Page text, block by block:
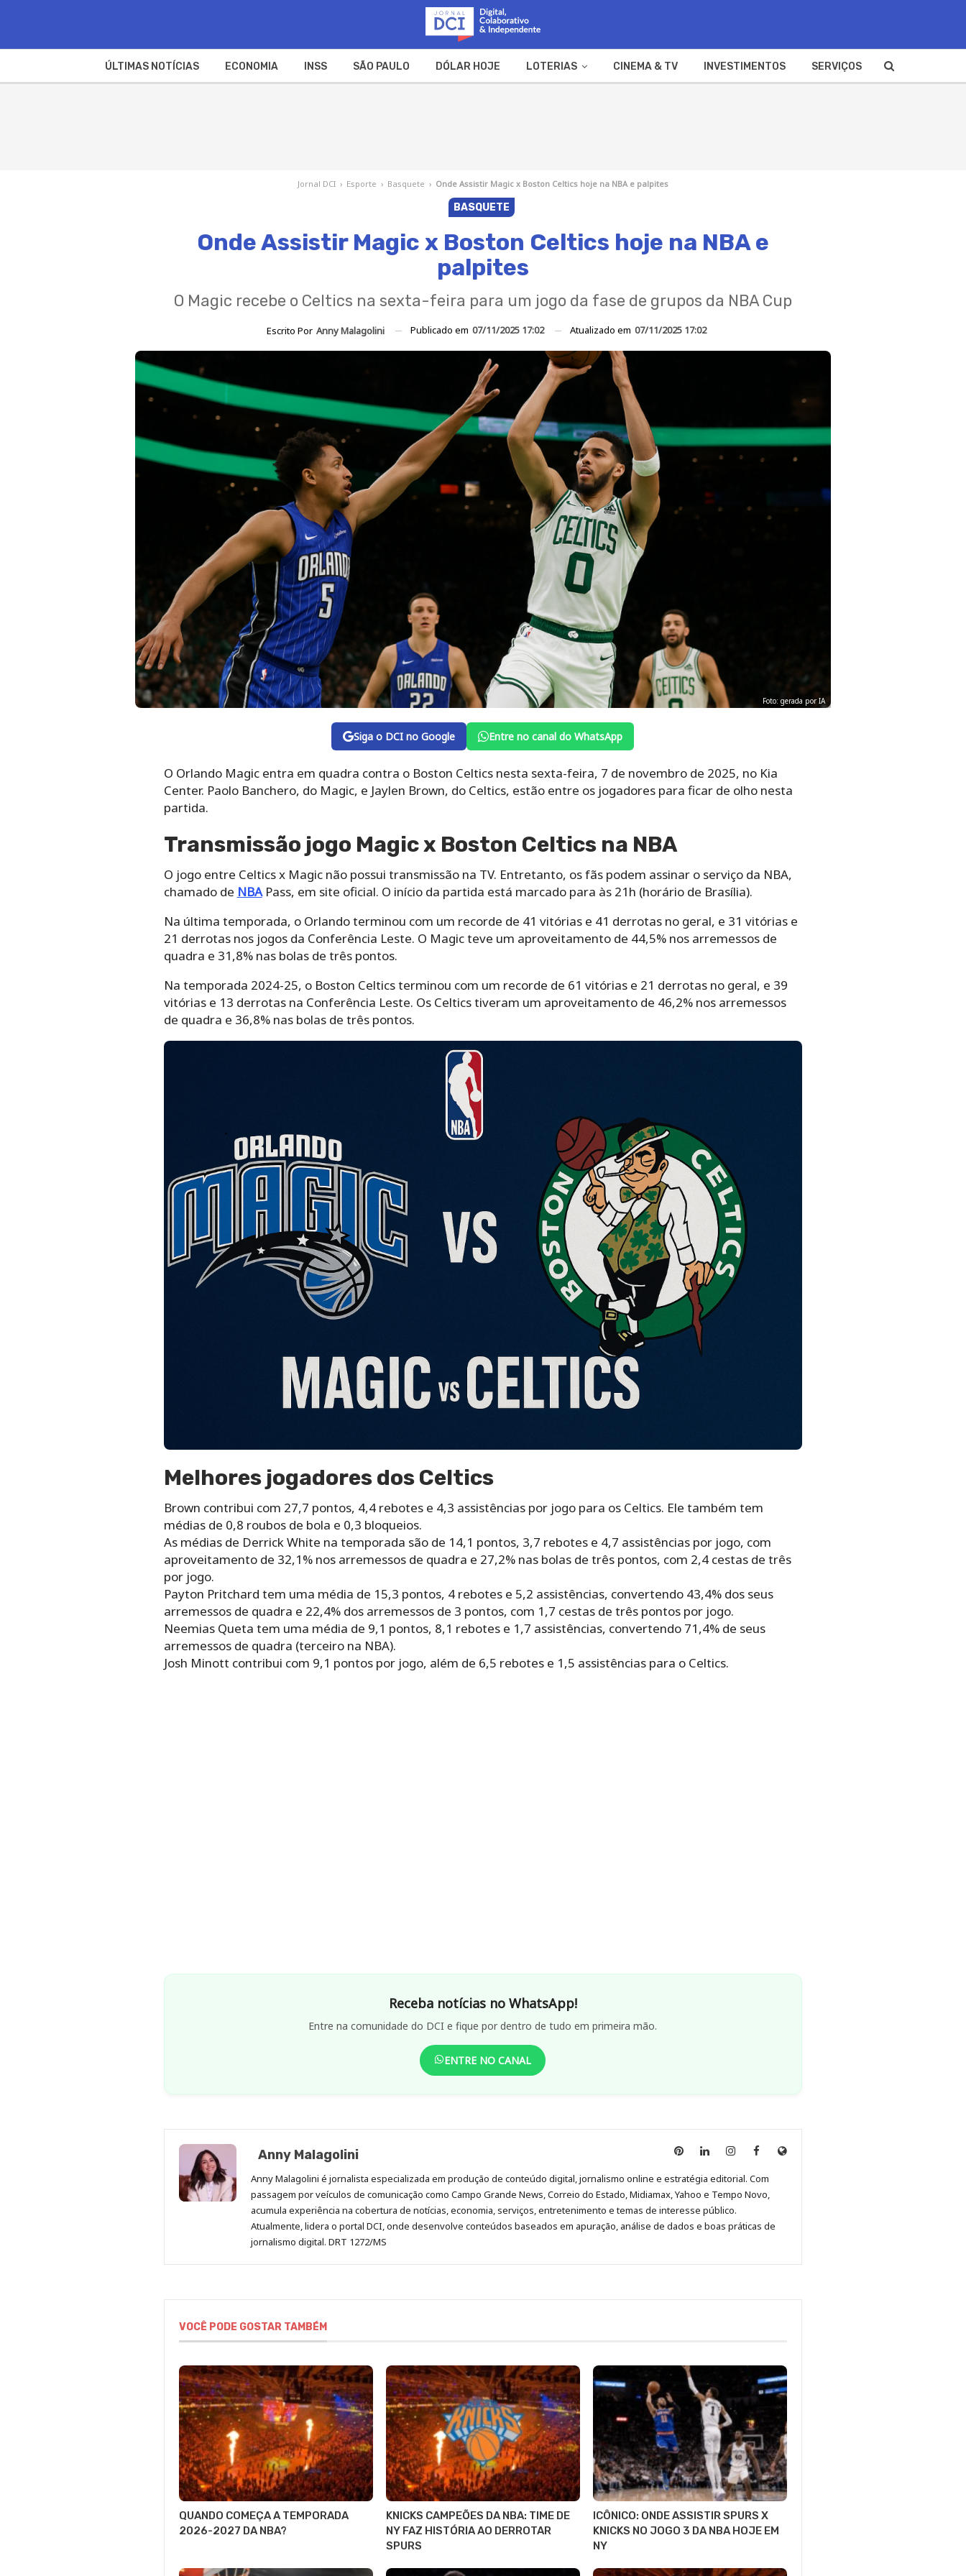
ÚLTIMAS NOTÍCIAS ECONOMIA INSS SÃO PAULO DÓLAR HOJE LOTERIAS CINEMA & TV INVESTIMENTOS SERVIÇOS
Jornal DCI › Esporte › Basquete › Onde Assistir Magic x Boston Celtics hoje na NBA e palpites
BASQUETE
Onde Assistir Magic x Boston Celtics hoje na NBA e
palpites
O Magic recebe o Celtics na sexta-feira para um jogo da fase de grupos da NBA Cup
Escrito Por Anny Malagolini Publicado em 07/11/2025 17:02 Atualizado em 07/11/2025 17:02
Foto: gerada por IA
Siga o DCI no Google Entre no canal do WhatsApp
O Orlando Magic entra em quadra contra o Boston Celtics nesta sexta-feira, 7 de novembro de 2025, no Kia
Center. Paolo Banchero, do Magic, e Jaylen Brown, do Celtics, estão entre os jogadores para ficar de olho nesta
partida.
Transmissão jogo Magic x Boston Celtics na NBA
O jogo entre Celtics x Magic não possui transmissão na TV. Entretanto, os fãs podem assinar o serviço da NBA,
chamado de NBAPass, em site oficial. O início da partida está marcado para às 21h (horário de Brasília).
Na última temporada, o Orlando terminou com um recorde de 41 vitórias e 41 derrotas no geral, e 31 vitórias e
21 derrotas nos jogos da Conferência Leste. O Magic teve um aproveitamento de 44,5% nos arremessos de
quadra e 31,8% nas bolas de três pontos.
Na temporada 2024-25, o Boston Celtics terminou com um recorde de 61 vitórias e 21 derrotas no geral, e 39
vitórias e 13 derrotas na Conferência Leste. Os Celtics tiveram um aproveitamento de 46,2% nos arremessos
de quadra e 36,8% nas bolas de três pontos.
Melhores jogadores dos Celtics
Brown contribui com 27,7 pontos, 4,4 rebotes e 4,3 assistências por jogo para os Celtics. Ele também tem
médias de 0,8 roubos de bola e 0,3 bloqueios.
As médias de Derrick White na temporada são de 14,1 pontos, 3,7 rebotes e 4,7 assistências por jogo, com
aproveitamento de 32,1% nos arremessos de quadra e 27,2% nas bolas de três pontos, com 2,4 cestas de três
por jogo.
Payton Pritchard tem uma média de 15,3 pontos, 4 rebotes e 5,2 assistências, convertendo 43,4% dos seus
arremessos de quadra e 22,4% dos arremessos de 3 pontos, com 1,7 cestas de três pontos por jogo.
Neemias Queta tem uma média de 9,1 pontos, 8,1 rebotes e 1,7 assistências, convertendo 71,4% de seus
arremessos de quadra (terceiro na NBA).
Josh Minott contribui com 9,1 pontos por jogo, além de 6,5 rebotes e 1,5 assistências para o Celtics.
Receba notícias no WhatsApp!
Entre na comunidade do DCI e fique por dentro de tudo em primeira mão.
ENTRE NO CANAL
Anny Malagolini
Anny
no
Pinterest
Anny
no
LinkedIn
Anny
no
Instagram
Anny
no
Facebook
Site
Anny Malagolini é jornalista especializada em produção de conteúdo digital, jornalismo online e estratégia editorial. Com
passagem por veículos de comunicação como Campo Grande News, Correio do Estado, Midiamax, Yahoo e Tempo Novo,
acumula experiência na cobertura de notícias, economia, serviços, entretenimento e temas de interesse público.
Atualmente, lidera o portal DCI, onde desenvolve conteúdos baseados em apuração, análise de dados e boas práticas de
jornalismo digital. DRT 1272/MS
VOCÊ PODE GOSTAR TAMBÉM
QUANDO COMEÇA A TEMPORADA
2026-2027 DA NBA?
KNICKS CAMPEÕES DA NBA: TIME DE
NY FAZ HISTÓRIA AO DERROTAR
SPURS
ICÔNICO: ONDE ASSISTIR SPURS X
KNICKS NO JOGO 3 DA NBA HOJE EM
NY